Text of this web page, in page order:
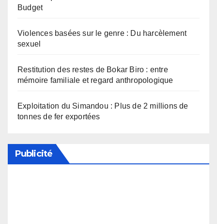
Budget
Violences basées sur le genre : Du harcèlement
sexuel
Restitution des restes de Bokar Biro : entre
mémoire familiale et regard anthropologique
Exploitation du Simandou : Plus de 2 millions de
tonnes de fer exportées
Publicité